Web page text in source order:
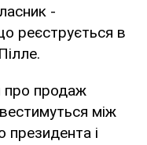
-
реєструється в
про продаж
між
президента і